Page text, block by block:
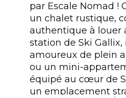
par Escale Nomad !
un chalet rustique,
authentique à louer
station de Ski Gallix,
amoureux de plein
ou un mini-
équipé au cœur de
un emplacement